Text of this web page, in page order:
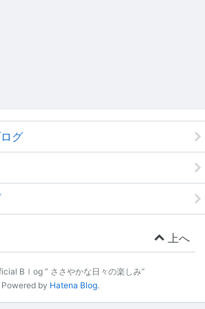
グ
上へ
Bｌog ” ささやかな日々の楽しみ”
Powered by Hatena Blog.